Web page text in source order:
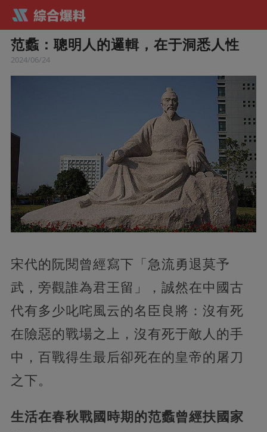
范蠡：聰明人的邏輯，在于洞悉人性
2024/06/24
宋代的阮閱曾經寫下「急流勇退莫予
武，旁觀誰為君王留」，誠然在中國古
代有多少叱咤風云的名臣良將：沒有死
在險惡的戰場之上，沒有死于敵人的手
中，百戰得生最后卻死在的皇帝的屠刀
之下。
生活在春秋戰國時期的范蠡曾經扶國家